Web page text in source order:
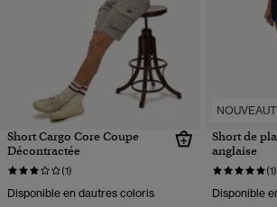
Short Cargo Core Coupe
Décontractée
(1)
Disponible en dautres coloris
Short de
anglaise
(1)
Disponible